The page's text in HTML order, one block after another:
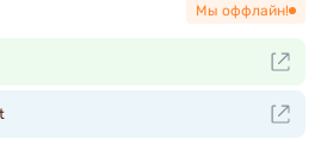
Мы оффлайн!